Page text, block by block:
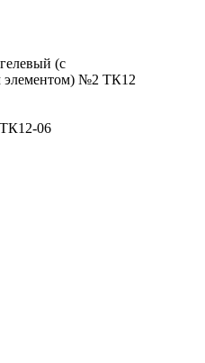
(с
элементом) №2 ТК12
06